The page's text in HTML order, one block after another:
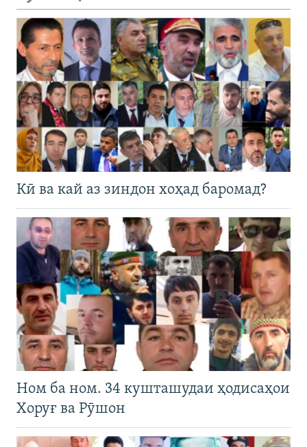
Кӣ ва кай аз зиндон хоҳад баромад?
Ном ба ном. 34 кушташудаи ҳодисаҳои
Хоруғ ва Рӯшон